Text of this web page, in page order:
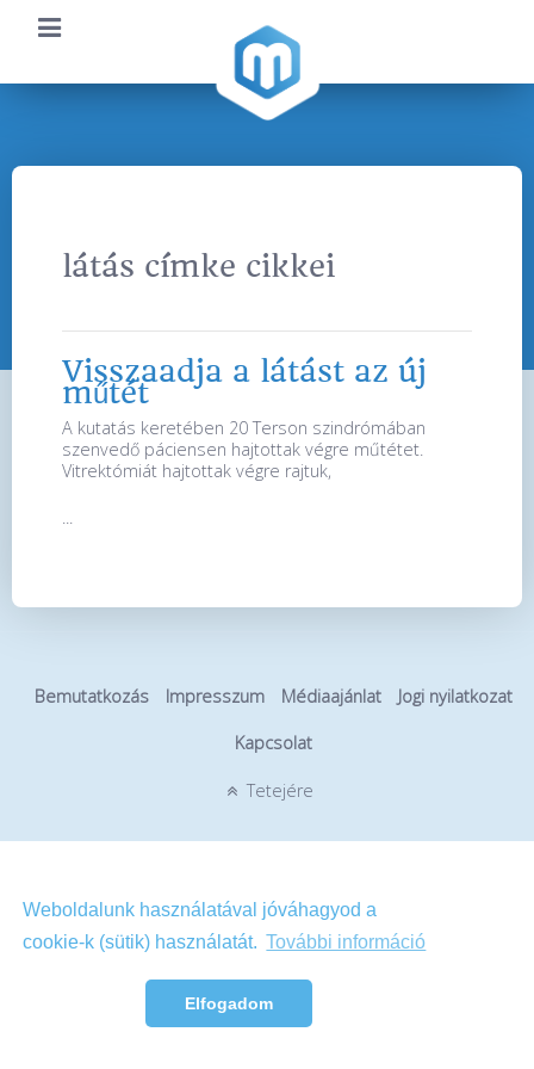
Weboldalunk használatával jóváhagyod a
cookie-k (sütik) használatát. További információ
Elfogadom
látás címke cikkei
Visszaadja a látást az új
műtét
A kutatás keretében 20 Terson szindrómában
szenvedő páciensen hajtottak végre műtétet.
Vitrektómiát hajtottak végre rajtuk,
Bemutatkozás Impresszum Médiaajánlat Jogi nyilatkozat
Kapcsolat
Tetejére